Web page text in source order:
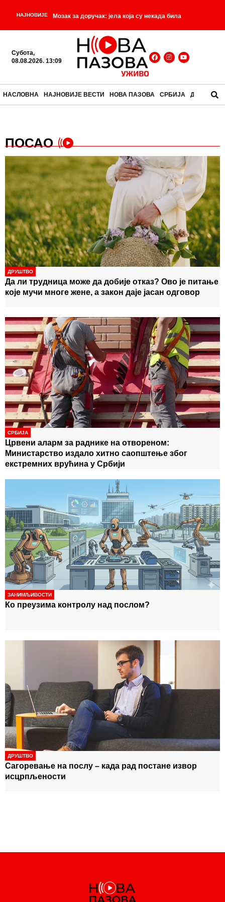
НАЈНОВИЈЕ Мозак за доручак: јела која су некада била
свакодневица, а данас делују незамисливо
Почео састанак Вучића и Зеленског у Палати
Светски дан мачака
СЛИЧНЕ А НИСУ ИСТЕ -
Субота,
08.08.2026. 13:09
НАСЛОВНА НАЈНОВИЈЕ ВЕСТИ НОВА ПАЗОВА СРБИЈА ДРУШТВО
ПОСАО
ДРУШТВО
Да ли трудница може да добије отказ? Ово је питање
које мучи многе жене, а закон даје јасан одговор
СРБИЈА
Црвени аларм за раднике на отвореном:
Министарство издало хитно саопштење због
екстремних врућина у Србији
ЗАНИМЉИВОСТИ
Ко преузима контролу над послом?
ДРУШТВО
Сагоревање на послу – када рад постане извор
исцрпљености